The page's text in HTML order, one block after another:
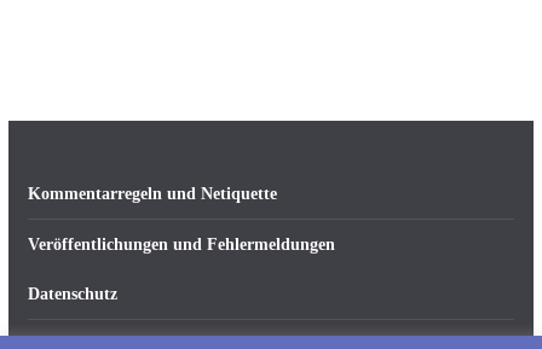
Kommentarregeln und Netiquette
Veröffentlichungen und Fehlermeldungen
Datenschutz